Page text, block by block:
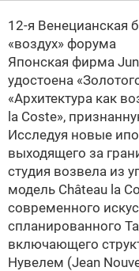
12-я Венецианская
«воздух» форума
Японская фирма
удостоена
«Архитектура как
la Сoste»,
Исследуя новые
выходящего за
студия возвела из
модель Сhâteau la
современного
спланированного
включающего
Нувелем (Jean